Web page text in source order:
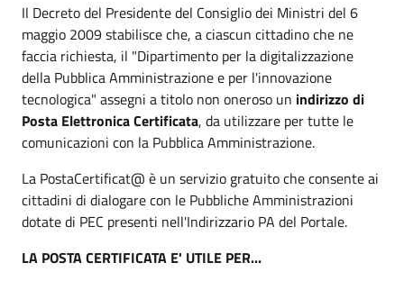
Il Decreto del Presidente del Consiglio dei Ministri del 6
maggio 2009 stabilisce che, a ciascun cittadino che ne
faccia richiesta, il "Dipartimento per la digitalizzazione
della Pubblica Amministrazione e per l'innovazione
tecnologica" assegni a titolo non oneroso un indirizzo di
Posta Elettronica Certificata, da utilizzare per tutte le
comunicazioni con la Pubblica Amministrazione.
La PostaCertificat@ è un servizio gratuito che consente ai
cittadini di dialogare con le Pubbliche Amministrazioni
dotate di PEC presenti nell'Indirizzario PA del Portale.
LA POSTA CERTIFICATA E' UTILE PER...